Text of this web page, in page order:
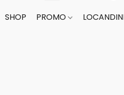
SHOP PROMO